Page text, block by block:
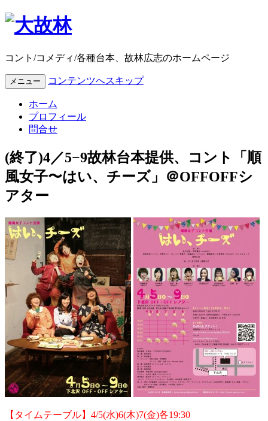
コント/コメディ/各種台本、故林広志のホームページ
メニュー コンテンツへスキップ
ホーム
プロフィール
問合せ
(終了)4／5−9故林台本提供、コント「順
風女子〜はい、チーズ」＠OFFOFFシ
アター
【タイムテーブル】4/5(水)6(木)7(金)各19:30